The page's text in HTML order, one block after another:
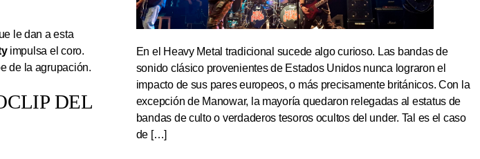
le dan a esta
impulsa el coro.
de la agrupación.
DEL
En el Heavy Metal tradicional sucede algo curioso. Las bandas de
sonido clásico provenientes de Estados Unidos nunca lograron el
impacto de sus pares europeos, o más precisamente británicos. Con la
excepción de Manowar, la mayoría quedaron relegadas al estatus de
bandas de culto o verdaderos tesoros ocultos del under. Tal es el caso
de […]